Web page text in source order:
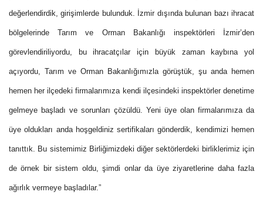
değerlendirdik, girişimlerde bulunduk. İzmir dışında bulunan bazı ihracat
bölgelerinde Tarım ve Orman Bakanlığı inspektörleri İzmir’den
görevlendiriliyordu, bu ihracatçılar için büyük zaman kaybına yol
açıyordu, Tarım ve Orman Bakanlığımızla görüştük, şu anda hemen
hemen her ilçedeki firmalarımıza kendi ilçesindeki inspektörler denetime
gelmeye başladı ve sorunları çözüldü. Yeni üye olan firmalarımıza da
üye oldukları anda hoşgeldiniz sertifikaları gönderdik, kendimizi hemen
tanıttık. Bu sistemimiz Birliğimizdeki diğer sektörlerdeki birliklerimiz için
de örnek bir sistem oldu, şimdi onlar da üye ziyaretlerine daha fazla
ağırlık vermeye başladılar.”